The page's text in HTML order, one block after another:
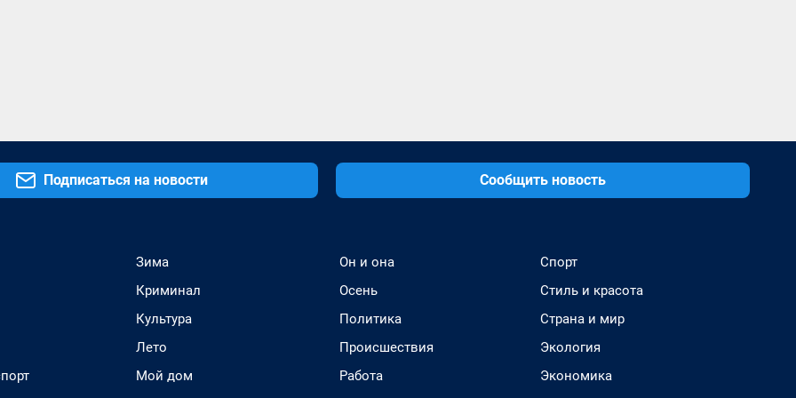
Подписаться на новости Сообщить новость
Зима
Криминал
Культура
Лето
Мой дом
Он и она
Осень
Политика
Происшествия
Работа
Спорт
Стиль и красота
Страна и мир
Экология
Экономика